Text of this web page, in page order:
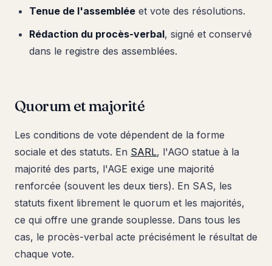
Tenue de l'assemblée et vote des résolutions.
Rédaction du procès-verbal, signé et conservé
dans le registre des assemblées.
Quorum et majorité
Les conditions de vote dépendent de la forme
sociale et des statuts. En SARL, l'AGO statue à la
majorité des parts, l'AGE exige une majorité
renforcée (souvent les deux tiers). En SAS, les
statuts fixent librement le quorum et les majorités,
ce qui offre une grande souplesse. Dans tous les
cas, le procès-verbal acte précisément le résultat de
chaque vote.